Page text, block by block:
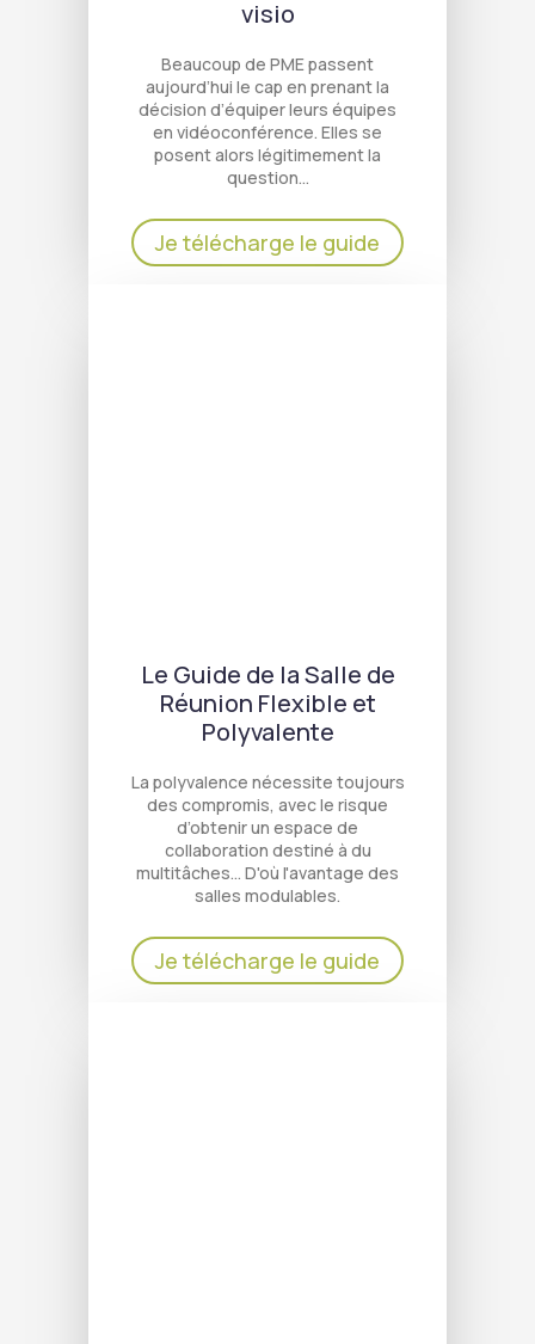
visio
Beaucoup de PME passent
aujourd’hui le cap en prenant la
décision d’équiper leurs équipes
en vidéoconférence. Elles se
posent alors légitimement la
question…
Je télécharge le guide
Le Guide de la Salle de
Réunion Flexible et
Polyvalente
La polyvalence nécessite toujours
des compromis, avec le risque
d’obtenir un espace de
collaboration destiné à du
multitâches… D'où l'avantage des
salles modulables.
Je télécharge le guide